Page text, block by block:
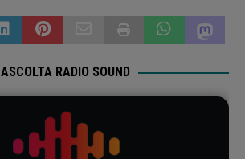
ASCOLTA RADIO SOUND